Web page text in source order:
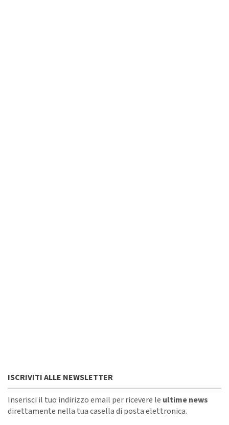
ISCRIVITI ALLE NEWSLETTER
Inserisci il tuo indirizzo email per ricevere le ultime news
direttamente nella tua casella di posta elettronica.